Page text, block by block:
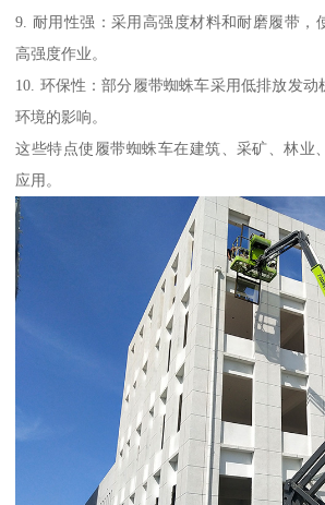
9. 耐用性强：采用高强度材料和耐磨履带，
高强度作业。
10. 环保性：部分履带蜘蛛车采用低排放发
环境的影响。
这些特点使履带蜘蛛车在建筑、采矿、林业
应用。